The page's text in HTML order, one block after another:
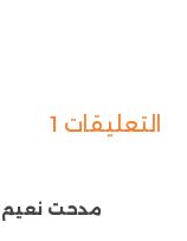
التعليقات 1
مدحت نعيم